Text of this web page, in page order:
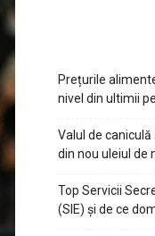
Prețurile
nivel din ultimii
Valul de
din nou uleiul de
Top Servicii
(SIE) și de ce